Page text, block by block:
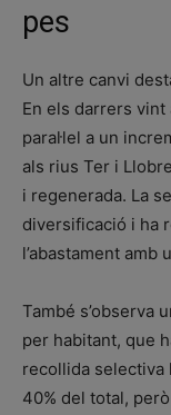
pes
Un altre canvi
En els darrers vint
paral·lel a un
als rius Ter i
i regenerada. La
diversificació i ha
l’abastament amb
També s’observa
per habitant, que
recollida selectiva
40% del total,